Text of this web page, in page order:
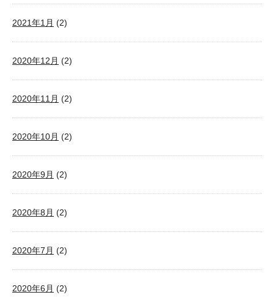
2021年1月 (2)
2020年12月 (2)
2020年11月 (2)
2020年10月 (2)
2020年9月 (2)
2020年8月 (2)
2020年7月 (2)
2020年6月 (2)